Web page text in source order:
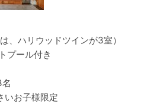
、ハリウッドツインが3室）
プール付き
いお子様限定